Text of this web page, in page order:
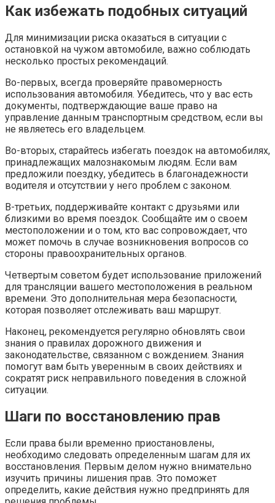
Как избежать подобных ситуаций
Для минимизации риска оказаться в ситуации с
остановкой на чужом автомобиле, важно соблюдать
несколько простых рекомендаций.
Во-первых, всегда проверяйте правомерность
использования автомобиля. Убедитесь, что у вас есть
документы, подтверждающие ваше право на
управление данным транспортным средством, если вы
не являетесь его владельцем.
Во-вторых, старайтесь избегать поездок на автомобилях,
принадлежащих малознакомым людям. Если вам
предложили поездку, убедитесь в благонадежности
водителя и отсутствии у него проблем с законом.
В-третьих, поддерживайте контакт с друзьями или
близкими во время поездок. Сообщайте им о своем
местоположении и о том, кто вас сопровождает, что
может помочь в случае возникновения вопросов со
стороны правоохранительных органов.
Четвертым советом будет использование приложений
для трансляции вашего местоположения в реальном
времени. Это дополнительная мера безопасности,
которая позволяет отслеживать ваш маршрут.
Наконец, рекомендуется регулярно обновлять свои
знания о правилах дорожного движения и
законодательстве, связанном с вождением. Знания
помогут вам быть уверенным в своих действиях и
сократят риск неправильного поведения в сложной
ситуации.
Шаги по восстановлению прав
Если права были временно приостановлены,
необходимо следовать определенным шагам для их
восстановления. Первым делом нужно внимательно
изучить причины лишения прав. Это поможет
определить, какие действия нужно предпринять для